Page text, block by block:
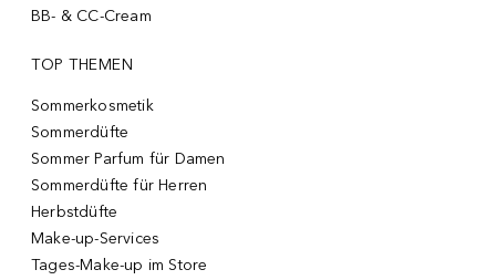
BB- & CC-Cream
TOP THEMEN
Sommerkosmetik
Sommerdüfte
Sommer Parfum für Damen
Sommerdüfte für Herren
Herbstdüfte
Make-up-Services
Tages-Make-up im Store